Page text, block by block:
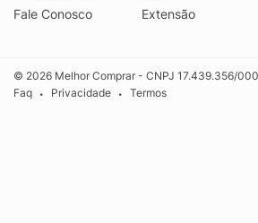
Fale Conosco
Extensão
© 2026 Melhor Comprar - CNPJ 17.439.356/
Faq
• Privacidade • Termos